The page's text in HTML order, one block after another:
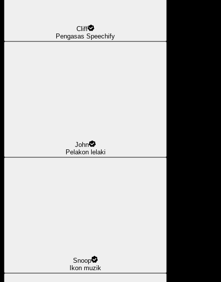
Cliff
Pengasas Speechify
John
Pelakon lelaki
Snoop
Ikon muzik